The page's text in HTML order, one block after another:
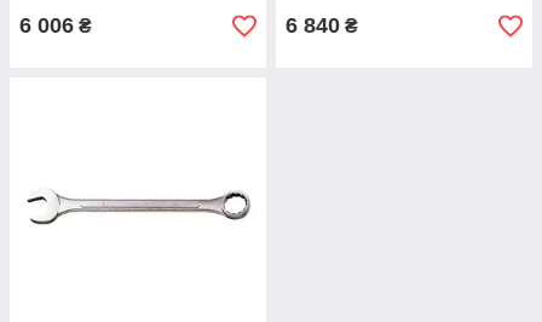
6 006 ₴ 6 840 ₴